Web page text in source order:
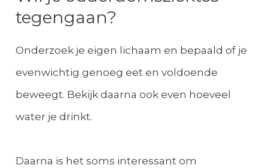
tegengaan?
Onderzoek je eigen lichaam en bepaald of je
evenwichtig genoeg eet en voldoende
beweegt. Bekijk daarna ook even hoeveel
water je drinkt.
Daarna is het soms interessant om